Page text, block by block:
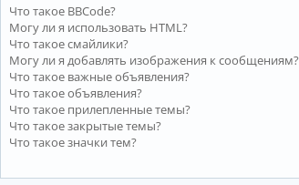
Что такое BBCode?
Могу ли я использовать HTML?
Что такое смайлики?
Могу ли я добавлять изображения к сообщениям?
Что такое важные объявления?
Что такое объявления?
Что такое прилепленные темы?
Что такое закрытые темы?
Что такое значки тем?